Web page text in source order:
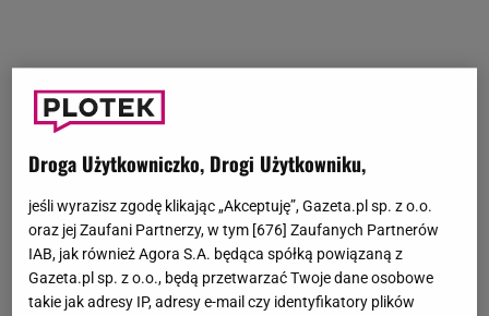
Droga Użytkowniczko, Drogi Użytkowniku,
jeśli wyrazisz zgodę klikając „Akceptuję”, Gazeta.pl sp. z o.o.
oraz jej Zaufani Partnerzy, w tym [676] Zaufanych Partnerów
IAB, jak również Agora S.A. będąca spółką powiązaną z
Gazeta.pl sp. z o.o., będą przetwarzać Twoje dane osobowe
takie jak adresy IP, adresy e-mail czy identyfikatory plików